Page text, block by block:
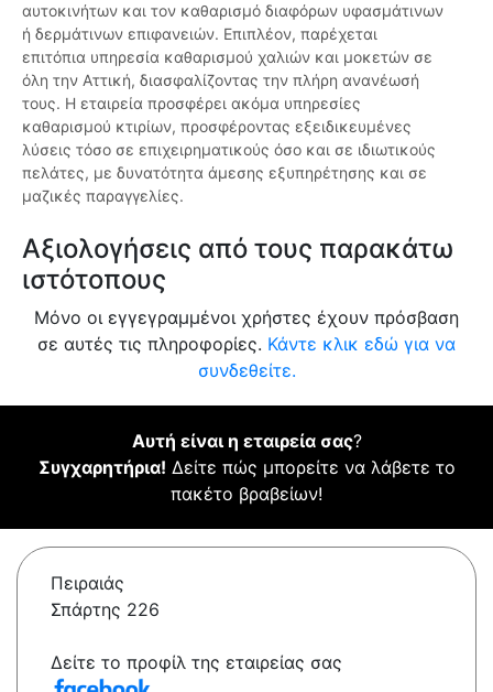
αυτοκινήτων και τον καθαρισμό διαφόρων υφασμάτινων
ή δερμάτινων επιφανειών. Επιπλέον, παρέχεται
επιτόπια υπηρεσία καθαρισμού χαλιών και μοκετών σε
όλη την Αττική, διασφαλίζοντας την πλήρη ανανέωσή
τους. Η εταιρεία προσφέρει ακόμα υπηρεσίες
καθαρισμού κτιρίων, προσφέροντας εξειδικευμένες
λύσεις τόσο σε επιχειρηματικούς όσο και σε ιδιωτικούς
πελάτες, με δυνατότητα άμεσης εξυπηρέτησης και σε
μαζικές παραγγελίες.
Αξιολογήσεις από τους παρακάτω
ιστότοπους
Μόνο οι εγγεγραμμένοι χρήστες έχουν πρόσβαση
σε αυτές τις πληροφορίες. Κάντε κλικ εδώ για να
συνδεθείτε.
Αυτή είναι η εταιρεία σας?
Συγχαρητήρια! Δείτε πώς μπορείτε να λάβετε το
πακέτο βραβείων!
Πειραιάς
Σπάρτης 226
Δείτε το προφίλ της εταιρείας σας